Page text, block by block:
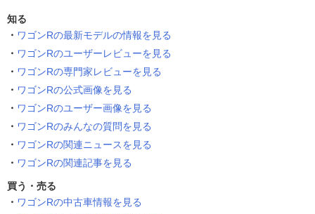
知る
ワゴンRの最新モデルの情報を見る
ワゴンRのユーザーレビューを見る
ワゴンRの専門家レビューを見る
ワゴンRの公式画像を見る
ワゴンRのユーザー画像を見る
ワゴンRのみんなの質問を見る
ワゴンRの関連ニュースを見る
ワゴンRの関連記事を見る
買う・売る
ワゴンRの中古車情報を見る